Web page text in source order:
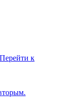
Перейти к